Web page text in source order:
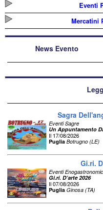
Eventi
Mercatini
News Evento
Sagra
Eventi Sagre
Un Appuntamento
Il 17/08/2026
Puglia Botrugno (LE)
Gi.ri.
Eventi
Gi.ri. D’arte 2026
Il 07/08/2026
Puglia Ginosa (TA)